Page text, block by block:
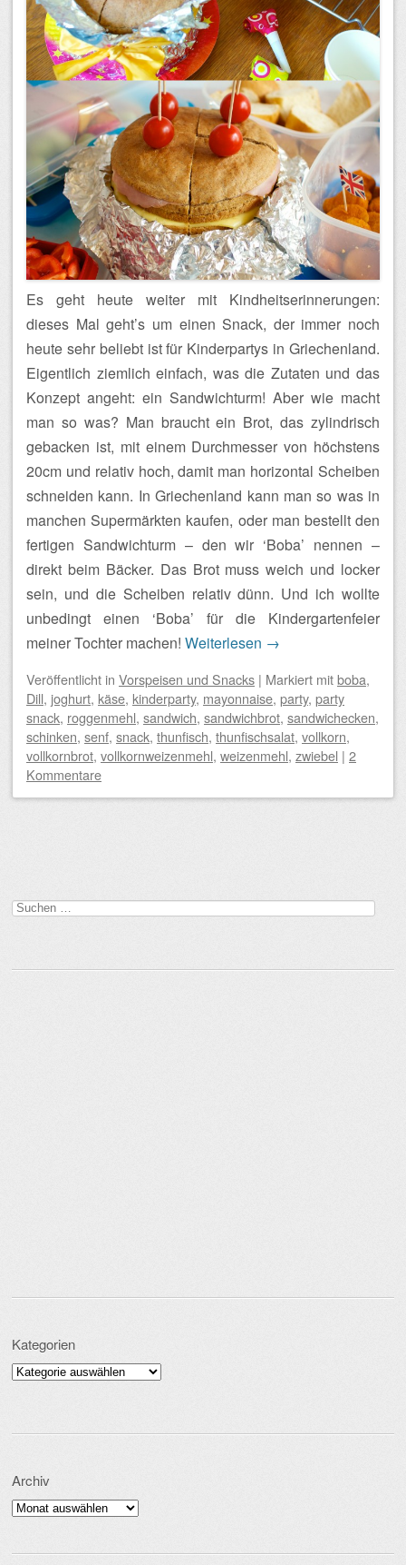
Es geht heute weiter mit Kindheitserinnerungen:
dieses Mal geht’s um einen Snack, der immer noch
heute sehr beliebt ist für Kinderpartys in Griechenland.
Eigentlich ziemlich einfach, was die Zutaten und das
Konzept angeht: ein Sandwichturm! Aber wie macht
man so was? Man braucht ein Brot, das zylindrisch
gebacken ist, mit einem Durchmesser von höchstens
20cm und relativ hoch, damit man horizontal Scheiben
schneiden kann. In Griechenland kann man so was in
manchen Supermärkten kaufen, oder man bestellt den
fertigen Sandwichturm – den wir ‘Boba’ nennen –
direkt beim Bäcker. Das Brot muss weich und locker
sein, und die Scheiben relativ dünn. Und ich wollte
unbedingt einen ‘Boba’ für die Kindergartenfeier
meiner Tochter machen! Weiterlesen →
Veröffentlicht in Vorspeisen und Snacks | Markiert mitboba,
Dill, joghurt, käse, kinderparty, mayonnaise, party, party
snack, roggenmehl, sandwich, sandwichbrot, sandwichecken,
schinken, senf, snack, thunfisch, thunfischsalat, vollkorn,
vollkornbrot, vollkornweizenmehl, weizenmehl, zwiebel | 2
Kommentare
Suchen
nach:
Kategorien
Kategorien
Archiv
Archiv